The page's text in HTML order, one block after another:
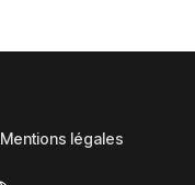
Mentions légales